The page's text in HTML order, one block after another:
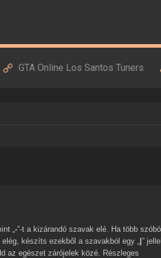
GTA Online Los Santos Tuners
„-”-t a kizárandó szavak elé. Ha több szóból
készíts ezekből a szavakból egy „
|” jellel
az egészet zárójelek közé. Részleges